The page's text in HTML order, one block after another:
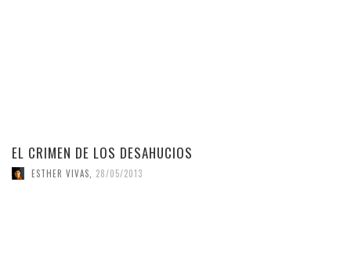
EL CRIMEN DE LOS DESAHUCIOS
ESTHER VIVAS 28/05/2013